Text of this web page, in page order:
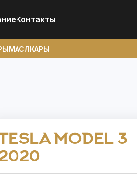
Контакты
МАСЛКАРЫ
MODEL 3